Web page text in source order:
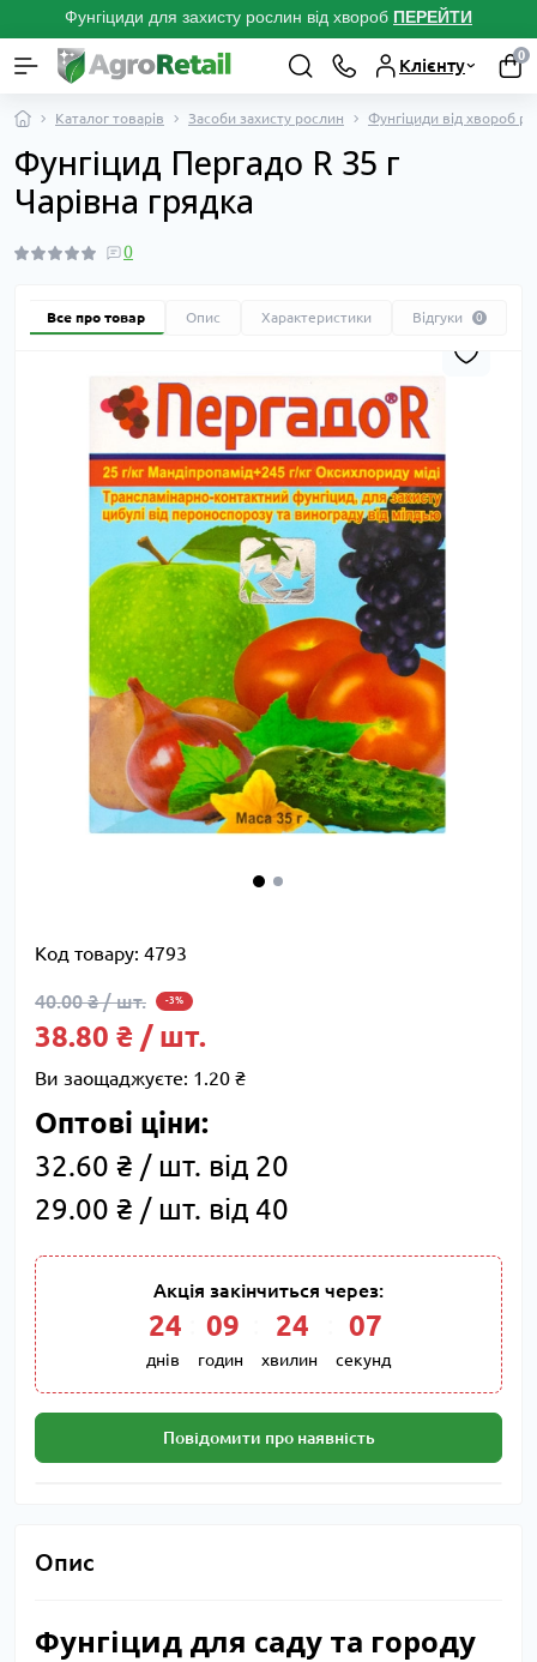
Фунгіциди для захисту рослин від хвороб ПЕРЕЙТИ
Клієнту
0
Каталог товарів Засоби захисту рослин Фунгіциди від хвороб
Фунгіцид Пергадо R 35 г
Чарівна грядка
0
Все про товар Опис Характеристики Відгуки 0
Код товару: 4793
40.00 ₴ / шт. -3%
38.80 ₴ / шт.
Ви заощаджуєте: 1.20 ₴
Оптові ціни:
32.60 ₴ / шт. від 20
29.00 ₴ / шт. від 40
Акція закінчиться через:
24
днів
09
годин
24
хвилин
06
секунд
Повідомити про наявність
Опис
Фунгіцид для саду та городу